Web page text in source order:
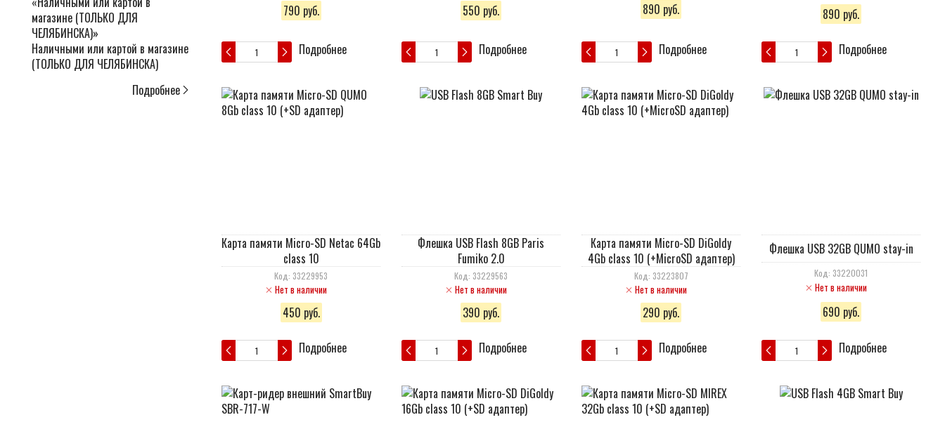
Наличными или картой в магазине
(ТОЛЬКО ДЛЯ ЧЕЛЯБИНСКА)
Подробнее
790 руб.
Подробнее
550 руб.
Подробнее
890 руб.
Подробнее
890 руб.
Подробнее
Карта памяти Micro-SD Netac 64Gb
class 10
Код: 33229953
Нет в наличии
450 руб.
Подробнее
Флешка USB Flash 8GB Paris
Fumiko 2.0
Код: 33229563
Нет в наличии
390 руб.
Подробнее
Карта памяти Micro-SD DiGoldy
4Gb class 10 (+MicroSD адаптер)
Код: 33223807
Нет в наличии
290 руб.
Подробнее
Флешка USB 32GB QUMO stay-in
Код: 33220031
Нет в наличии
690 руб.
Подробнее